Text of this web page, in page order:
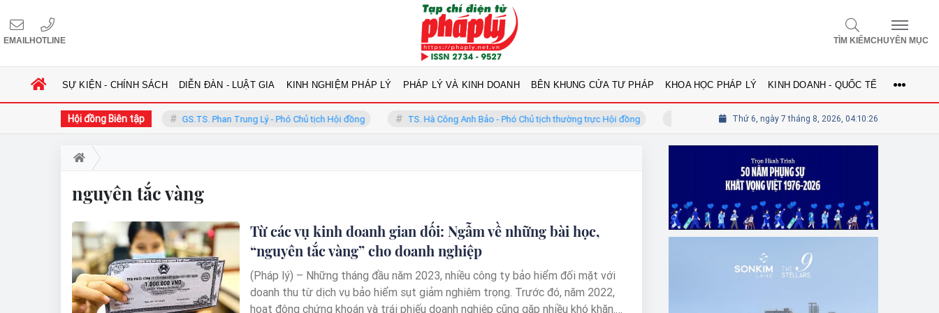
EMAILHOTLINE TÌM KIẾMCHUYÊN MỤC
SỰ KIỆN - CHÍNH SÁCH DIỄN ĐÀN - LUẬT GIA KINH NGHIỆM PHÁP LÝ PHÁP LÝ VÀ KINH DOANH BÊN KHUNG CỬA TƯ PHÁP KHOA HỌC PHÁP LÝ KINH DOANH - QUỐC TẾ
Hội đồng Biên tập
Phàn - Chủ tịch Hội đồng GS.TS. Phan Trung Lý - Phó Chủ tịch Hội đồng TS. Hà Công Anh Bảo - Phó Chủ tịch thường trực Hội đồng GS.TS Võ Khánh Vinh - Ủy viên Hội đồng Tổng biên tập
Thứ 6, ngày 7 tháng 8, 2026, 04:10:27
nguyên tắc vàng
Từ các vụ kinh doanh gian dối: Ngẫm về những bài học,
“nguyên tắc vàng” cho doanh nghiệp
(Pháp lý) – Những tháng đầu năm 2023, nhiều công ty bảo hiểm đối mặt với
doanh thu từ dịch vụ bảo hiểm sụt giảm nghiêm trọng. Trước đó, năm 2022,
hoạt động chứng khoán và trái phiếu doanh nghiệp cũng gặp nhiều khó khăn.